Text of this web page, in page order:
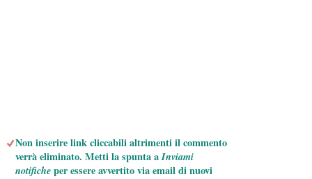
Non inserire link cliccabili altrimenti il commento
verrà eliminato. Metti la spunta aInviami
notificheper essere avvertito via email di nuovi